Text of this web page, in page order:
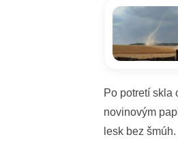
Po potretí skla
novinovým
lesk bez šmúh.